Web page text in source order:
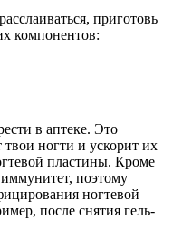
приготовь
компонентов:
в аптеке. Это
твои ногти и ускорит их
пластины. Кроме
поэтому
ногтевой
после снятия гель-